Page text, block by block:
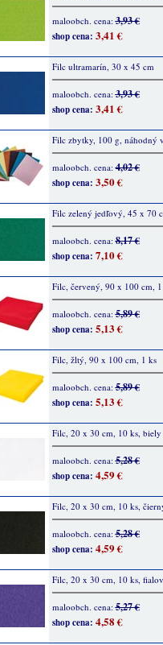
maloobch. cena:3,93 €
shop cena: 3,41 €
Filc ultramarín, 30 x 45 cm
maloobch. cena:3,93 €
shop cena: 3,41 €
Filc zbytky, 100 g, náhodný
maloobch. cena:4,02 €
shop cena: 3,50 €
Filc zelený jedľový, 45 x 70
maloobch. cena:8,17 €
shop cena: 7,10 €
Filc, červený, 90 x 100 cm,
maloobch. cena:5,89 €
shop cena: 5,13 €
Filc, žltý, 90 x 100 cm, 1 ks
maloobch. cena:5,89 €
shop cena: 5,13 €
Filc, 20 x 30 cm, 10 ks, biely
maloobch. cena:5,28 €
shop cena: 4,59 €
Filc, 20 x 30 cm, 10 ks,
maloobch. cena:5,28 €
shop cena: 4,59 €
Filc, 20 x 30 cm, 10 ks,
maloobch. cena:5,27 €
shop cena: 4,58 €